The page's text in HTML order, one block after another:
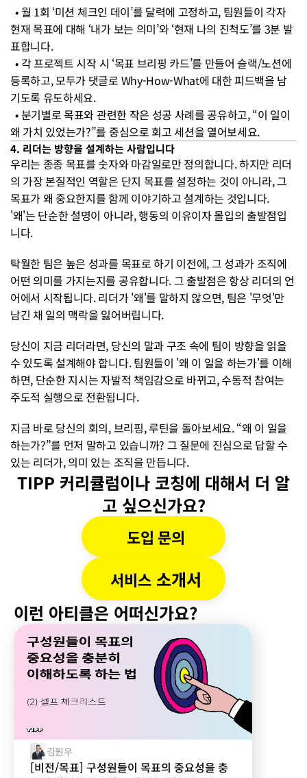
  • 월 1회 ‘미션 체크인 데이’를 달력에 고정하고, 팀원들이 각자
현재 목표에 대해 ‘내가 보는 의미’와 ‘현재 나의 진척도’를 3분 발
표합니다.
  • 각 프로젝트 시작 시 ‘목표 브리핑 카드’를 만들어 슬랙/노션에
등록하고, 모두가 댓글로 Why-How-What에 대한 피드백을 남
기도록 유도하세요.
  • 분기별로 목표와 관련한 작은 성공 사례를 공유하고, “이 일이
왜 가치 있었는가?”를 중심으로 회고 세션을 열어보세요.
4. 리더는 방향을 설계하는 사람입니다
우리는 종종 목표를 숫자와 마감일로만 정의합니다. 하지만 리더
의 가장 본질적인 역할은 단지 목표를 설정하는 것이 아니라, 그
목표가 왜 중요한지를 함께 이야기하고 설계하는 것입니다.
'왜'는 단순한 설명이 아니라, 행동의 이유이자 몰입의 출발점입
니다.
탁월한 팀은 높은 성과를 목표로 하기 이전에, 그 성과가 조직에
어떤 의미를 가지는지를 공유합니다. 그 출발점은 항상 리더의 언
어에서 시작됩니다. 리더가 '왜'를 말하지 않으면, 팀은 '무엇'만
남긴 채 일의 맥락을 잃어버립니다.
당신이 지금 리더라면, 당신의 말과 구조 속에 팀이 방향을 읽을
수 있도록 설계해야 합니다. 팀원들이 '왜 이 일을 하는가'를 이해
하면, 단순한 지시는 자발적 책임감으로 바뀌고, 수동적 참여는
주도적 실행으로 전환됩니다.
지금 바로 당신의 회의, 브리핑, 루틴을 돌아보세요. “왜 이 일을
하는가?”를 먼저 말하고 있습니까? 그 질문에 진심으로 답할 수
있는 리더가, 의미 있는 조직을 만듭니다.
TIPP 커리큘럼이나 코칭에 대해서 더 알
고 싶으신가요?
도입 문의
서비스 소개서
이런 아티클은 어떠신가요?
김원우
[비전/목표] 구성원들이 목표의 중요성을 충